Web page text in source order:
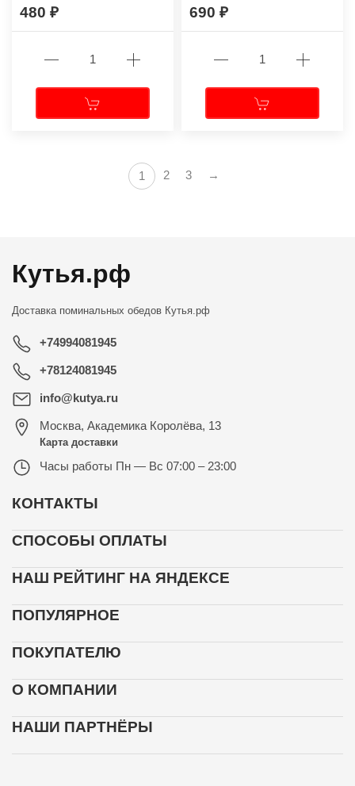
480 690
1 2 3 →
Кутья.рф
Доставка поминальных обедов Кутья.рф
+74994081945
+78124081945
info@kutya.ru
Москва, Академика Королёва, 13
Карта доставки
Часы работы Пн — Вс 07:00 – 23:00
КОНТАКТЫ
СПОСОБЫ ОПЛАТЫ
НАШ РЕЙТИНГ НА ЯНДЕКСЕ
ПОПУЛЯРНОЕ
ПОКУПАТЕЛЮ
О КОМПАНИИ
НАШИ ПАРТНЁРЫ